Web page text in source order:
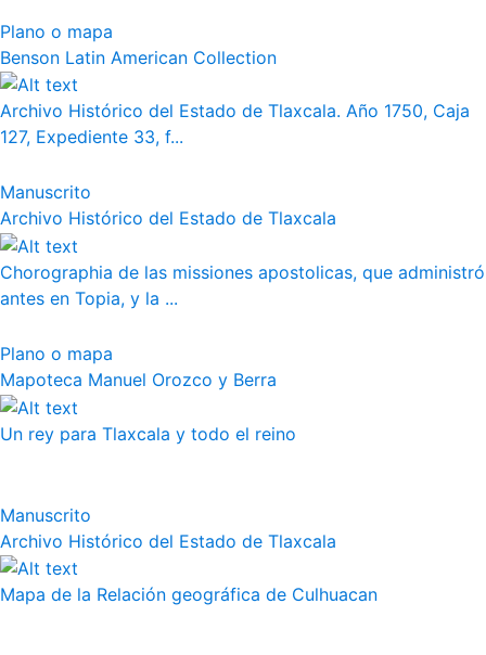
Plano o mapa
Benson Latin American Collection
Archivo Histórico del Estado de Tlaxcala. Año 1750, Caja
127, Expediente 33, f...
Manuscrito
Archivo Histórico del Estado de Tlaxcala
Chorographia de las missiones apostolicas, que administró
antes en Topia, y la ...
Plano o mapa
Mapoteca Manuel Orozco y Berra
Un rey para Tlaxcala y todo el reino
Manuscrito
Archivo Histórico del Estado de Tlaxcala
Mapa de la Relación geográfica de Culhuacan